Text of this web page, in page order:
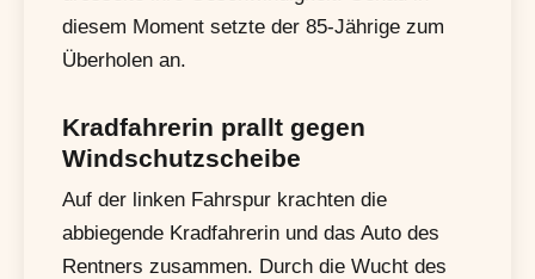
diesem Moment setzte der 85-Jährige zum
Überholen an.
Kradfahrerin prallt gegen
Windschutzscheibe
Auf der linken Fahrspur krachten die
abbiegende Kradfahrerin und das Auto des
Rentners zusammen. Durch die Wucht des